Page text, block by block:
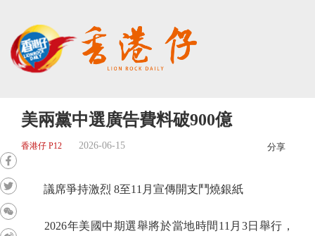
美兩黨中選廣告費料破900億
香港仔 P12 2026-06-15 分享
議席爭持激烈 8至11月宣傳開支鬥燒銀紙
2026年美國中期選舉將於當地時間11月3日舉行，